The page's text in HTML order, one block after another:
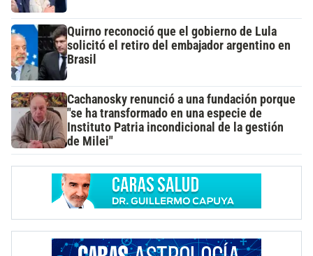
Quirno reconoció que el gobierno de Lula
solicitó el retiro del embajador argentino en
Brasil
Cachanosky renunció a una fundación porque
"se ha transformado en una especie de
Instituto Patria incondicional de la gestión
de Milei"